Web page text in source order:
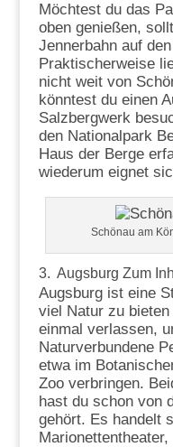
Möchtest du das
oben genießen,
Jennerbahn auf
Praktischerweise
nicht weit von
könntest du einen
Salzbergwerk
den Nationalpark
Haus der Berge
wiederum eignet
Schönau am
3. Augsburg Zum
Augsburg ist eine
viel Natur zu
einmal verlassen,
Naturverbundene
etwa im
Zoo verbringen.
hast du schon von
gehört. Es handelt